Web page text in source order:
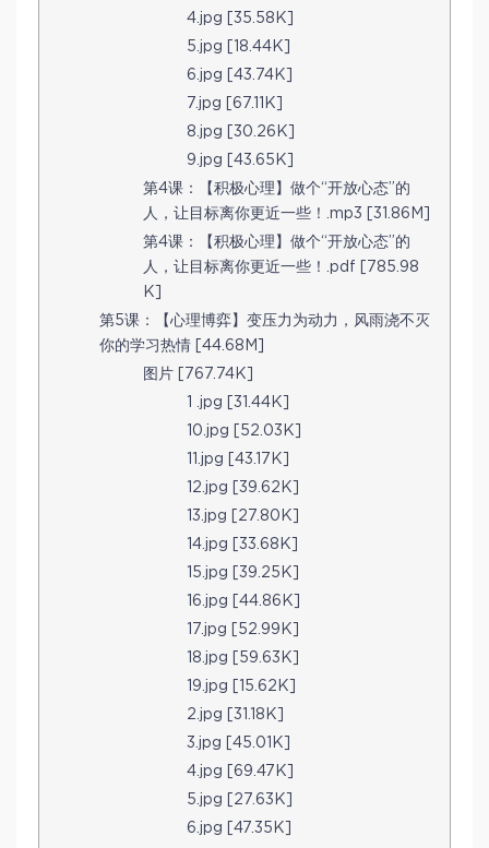
4.jpg [35.58K]
5.jpg [18.44K]
6.jpg [43.74K]
7.jpg [67.11K]
8.jpg [30.26K]
9.jpg [43.65K]
第4课：【积极心理】做个“开放心态”的
人，让目标离你更近一些！.mp3 [31.86M]
第4课：【积极心理】做个“开放心态”的
人，让目标离你更近一些！.pdf [785.98
K]
第5课：【心理博弈】变压力为动力，风雨浇不灭
你的学习热情 [44.68M]
图片 [767.74K]
1 .jpg [31.44K]
10.jpg [52.03K]
11.jpg [43.17K]
12.jpg [39.62K]
13.jpg [27.80K]
14.jpg [33.68K]
15.jpg [39.25K]
16.jpg [44.86K]
17.jpg [52.99K]
18.jpg [59.63K]
19.jpg [15.62K]
2.jpg [31.18K]
3.jpg [45.01K]
4.jpg [69.47K]
5.jpg [27.63K]
6.jpg [47.35K]